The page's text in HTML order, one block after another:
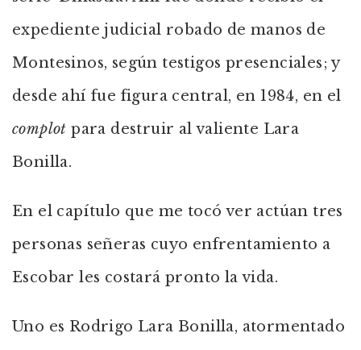
expediente judicial robado de manos de
Montesinos, según testigos presenciales; y
desde ahí fue figura central, en 1984, en el
complot para destruir al valiente Lara
Bonilla.
En el capítulo que me tocó ver actúan tres
personas señeras cuyo enfrentamiento a
Escobar les costará pronto la vida.
Uno es Rodrigo Lara Bonilla, atormentado